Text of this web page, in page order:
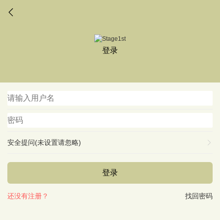
登录
安全提问(未设置请忽略)
登录
找回密码
还没有注册？